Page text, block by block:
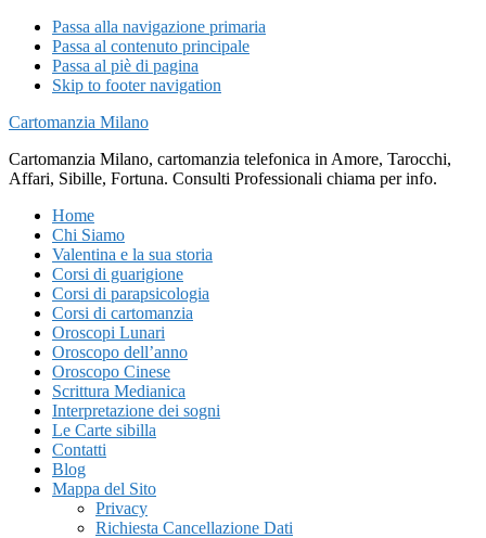
Passa alla navigazione primaria
Passa al contenuto principale
Passa al piè di pagina
Skip to footer navigation
Cartomanzia Milano
Cartomanzia Milano, cartomanzia telefonica in Amore, Tarocchi,
Affari, Sibille, Fortuna. Consulti Professionali chiama per info.
Home
Chi Siamo
Valentina e la sua storia
Corsi di guarigione
Corsi di parapsicologia
Corsi di cartomanzia
Oroscopi Lunari
Oroscopo dell’anno
Oroscopo Cinese
Scrittura Medianica
Interpretazione dei sogni
Le Carte sibilla
Contatti
Blog
Mappa del Sito
Privacy
Richiesta Cancellazione Dati